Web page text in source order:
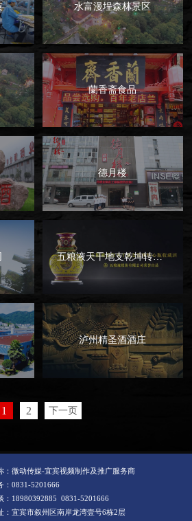
水富漫埕森林景区
蘭香斋食品
德月楼
五粮液天干地支乾坤转心瓶酒
泸州精圣酒酒庄
1 2 下一页
：微动传媒-宜宾视频制作及推广服务商
：0831-5201666
：18980392885 0831-5201666
：宜宾市叙州区南岸龙湾壹号6栋2层